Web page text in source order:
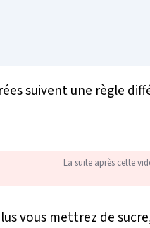
suivent une règle
La suite après cette
vous mettrez de